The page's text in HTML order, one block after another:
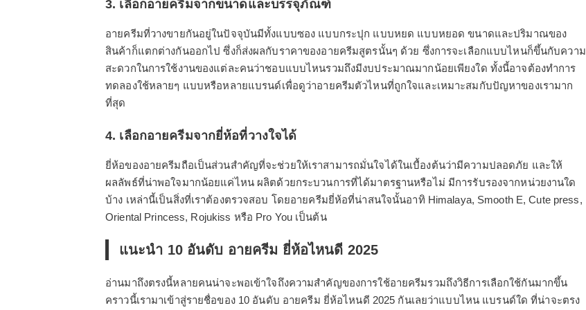
3. เลือกอายครีมจากขนาดและบรรจุภัณฑ์
อายครีมที่วางขายกันอยู่ในปัจจุบันมีทั้งแบบซอง แบบกระปุก แบบหยด แบบหยอด ขนาดและปริมาณของ
สินค้าก็แตกต่างกันออกไป ซึ่งก็ส่งผลกับราคาของอายครีมสูตรนั้นๆ ด้วย ซึ่งการจะเลือกแบบไหนก็ขึ้นกับความ
สะดวกในการใช้งานของแต่ละคนว่าชอบแบบไหนรวมถึงมีงบประมาณมากน้อยเพียงใด ทั้งนี้อาจต้องทำการ
ทดลองใช้หลายๆ แบบหรือหลายแบรนด์เพื่อดูว่าอายครีมตัวไหนที่ถูกใจและเหมาะสมกับปัญหาของเรามาก
ที่สุด
4. เลือกอายครีมจากยี่ห้อที่วางใจได้
ยี่ห้อของอายครีมถือเป็นส่วนสำคัญที่จะช่วยให้เราสามารถมั่นใจได้ในเบื้องต้นว่ามีความปลอดภัย และให้
ผลลัพธ์ที่น่าพอใจมากน้อยแค่ไหน ผลิตด้วยกระบวนการที่ได้มาตรฐานหรือไม่ มีการรับรองจากหน่วยงานใด
บ้าง เหล่านี้เป็นสิ่งที่เราต้องตรวจสอบ โดยอายครีมยี่ห้อที่น่าสนใจนั้นอาทิ Himalaya, Smooth E, Cute press,
Oriental Princess, Rojukiss หรือ Pro You เป็นต้น
แนะนำ 10 อันดับ อายครีม ยี่ห้อไหนดี 2025
อ่านมาถึงตรงนี้หลายคนน่าจะพอเข้าใจถึงความสำคัญของการใช้อายครีมรวมถึงวิธีการเลือกใช้กันมากขึ้น
คราวนี้เรามาเข้าสู่รายชื่อของ 10 อันดับ อายครีม ยี่ห้อไหนดี 2025 กันเลยว่าแบบไหน แบรนด์ใด ที่น่าจะตรง